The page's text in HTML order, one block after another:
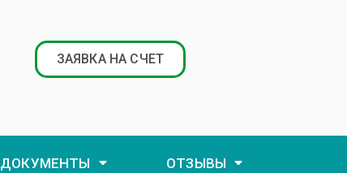
ЗАЯВКА НА СЧЕТ
ДОКУМЕНТЫ ОТЗЫВЫ